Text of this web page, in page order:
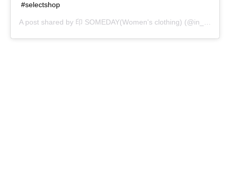
#selectshop
A post shared by 印 SOMEDAY(Women's clothing) (@in_someday_) on